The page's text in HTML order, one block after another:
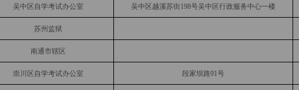
吴中区自学考试办公室 吴中区越溪苏街198号吴中区行政服务中心一楼
苏州监狱
南通市辖区
崇川区自学考试办公室 段家坝路91号